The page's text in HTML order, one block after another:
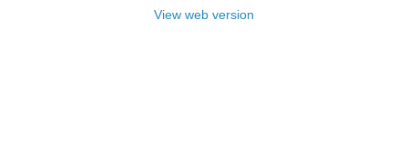
View web version